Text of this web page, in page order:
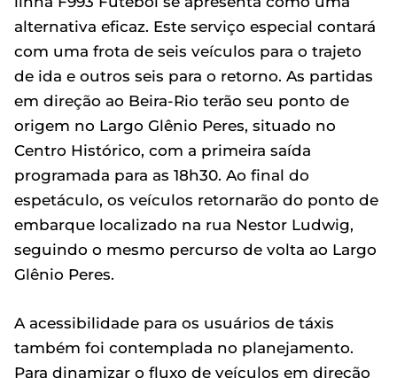
alternativa eficaz. Este serviço especial contará
com uma frota de seis veículos para o trajeto
de ida e outros seis para o retorno. As partidas
em direção ao Beira-Rio terão seu ponto de
origem no Largo Glênio Peres, situado no
Centro Histórico, com a primeira saída
programada para as 18h30. Ao final do
espetáculo, os veículos retornarão do ponto de
embarque localizado na rua Nestor Ludwig,
seguindo o mesmo percurso de volta ao Largo
Glênio Peres.
A acessibilidade para os usuários de táxis
também foi contemplada no planejamento.
Para dinamizar o fluxo de veículos em direção